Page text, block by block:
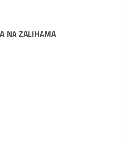
NA ZALIHAMA